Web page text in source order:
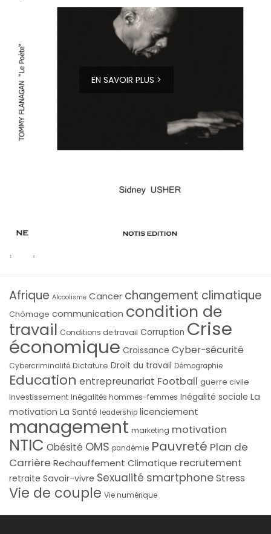
EN SAVOIR PLUS >
Afrique Alcoolisme Cancer changement climatique
Chômage communication condition de
travail Conditions de travail Corruption Crise
économique Croissance Cyber-sécurité
Cybercriminalité Dictature Droit du travail Démographie
Education entrepreunariat Football guerre civile
Investissement Inégalités hommes-femmes Inégalité sociale La
motivation La Santé leadership licenciement
management marketing motivation
NTIC Obésité OMS pandémie Pauvreté Plan de
Carrière Rechauffement Climatique recrutement
retraite Savoir-vivre Sexualité smartphoneStress
Vie de couple Vie numérique